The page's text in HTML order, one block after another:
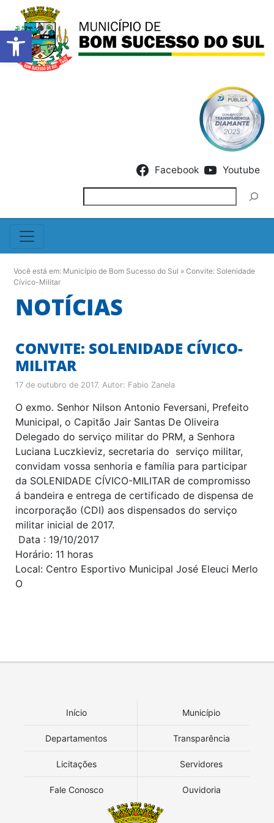
Barra de Ferramentas
Facebook Youtube
Você está em: Município de Bom Sucesso do Sul » Convite: Solenidade
Cívico-Militar
NOTÍCIAS
CONVITE: SOLENIDADE CÍVICO-
MILITAR
17 de outubro de 2017. Autor: Fabio Zanela
O exmo. Senhor Nilson Antonio Feversani, Prefeito
Municipal, o Capitão Jair Santas De Oliveira
Delegado do serviço militar do PRM, a Senhora
Luciana Luczkieviz, secretaria do serviço militar,
convidam vossa senhoria e família para participar
da SOLENIDADE CÍVICO-MILITAR de compromisso
á bandeira e entrega de certificado de dispensa de
incorporação (CDI) aos dispensados do serviço
militar inicial de 2017.
Data : 19/10/2017
Horário: 11 horas
Local: Centro Esportivo Municipal José Eleuci Merlo
O
Início Município
Departamentos Transparência
Licitações Servidores
Fale Conosco Ouvidoria